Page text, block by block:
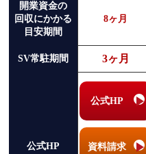
開業資金の
回収にかかる
目安期間
8ヶ月
SV常駐期間 3ヶ月
公式HP
公式HP
資料請求